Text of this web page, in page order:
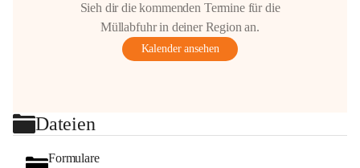
Sieh dir die kommenden Termine für die
Müllabfuhr in deiner Region an.
Kalender ansehen
Dateien
Formulare